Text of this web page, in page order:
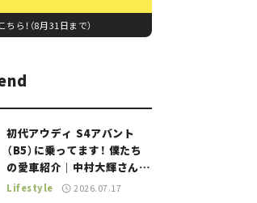
ら！（8月31日まで）
初代アウディ S4アバント
（B5）に乗ってます！ 僕たち
の愛車紹介｜中村大輝さん
——瀬イオナと嶋田智之の
Lifestyle 2026.07.17